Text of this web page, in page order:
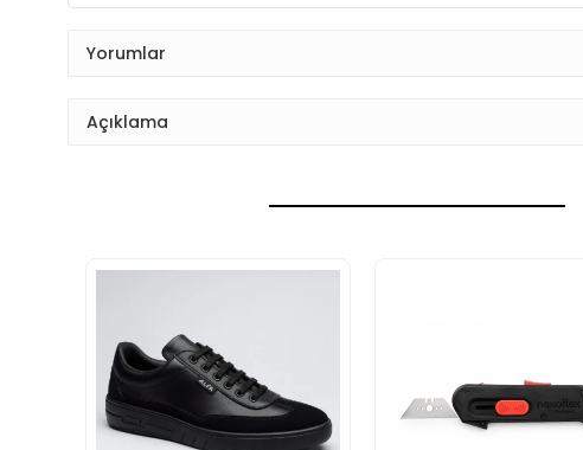
Yorumlar
Açıklama